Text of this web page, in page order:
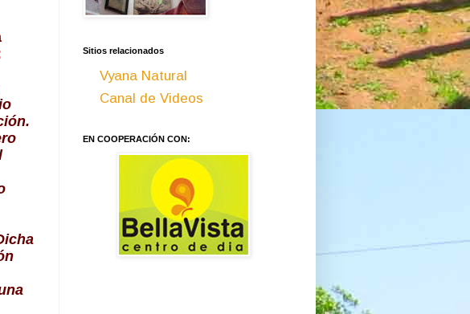
Sitios relacionados
Vyana Natural
Canal de Videos
EN COOPERACIÓN CON: